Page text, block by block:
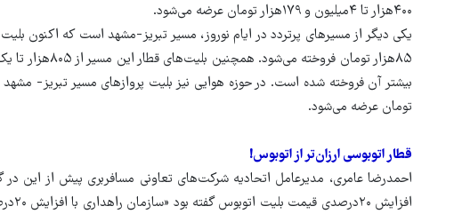
۴۰۰هزار تا ۴میلیون و ۱۷۹هزار تومان عرضه می‌شود.
تومان عرضه می‌شود.
قطار اتوبوسی ارزان‌تر از اتوبوس!
احمدرضا عامری، مدیرعامل اتحادیه شرکت‌های تعاونی مسافربری پیش از این در